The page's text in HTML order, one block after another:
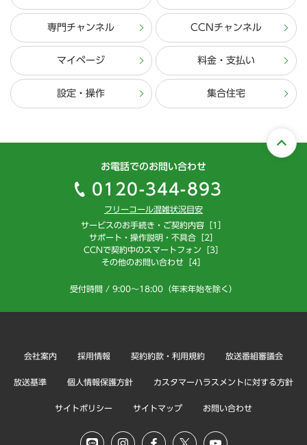
専門チャンネル CCNチャンネル
マイページ 料金・支払い
設定・操作 集合住宅
お電話でのお問い合わせ
0120-344-893
フリーコール混雑状況目安
サービスのお手続き・ご契約内容［1］
サポート・操作説明・不具合［2］
CCNで契約中のスマートフォン［3］
その他のお問い合わせ［4］
受付時間 / 9:00～18:00（年末年始を除く）
会社案内 採用情報 契約約款・利用規約 放送番組審議会
放送基準 個人情報保護方針 カスタマーハラスメントに対する方針
サイトポリシー サイトマップ お問い合わせ